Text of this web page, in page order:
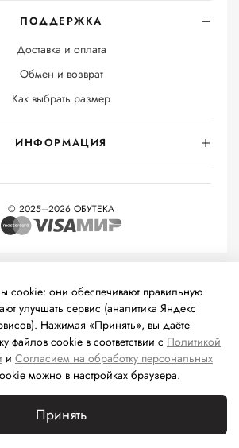
ПОДДЕРЖКА
Доставка и оплата
Обмен и возврат
Как выбрать размер
ИНФОРМАЦИЯ
© 2025–2026 ОБУТЕКА
технологии предоставления
сбора, систематизации и анализа
к предпочтениям пользователей сети
на территории Российской
cookie: они обеспечивают правильную
улучшать сервис (аналитика Яндекс
Нажимая «Принять», вы даёте
файлов cookie в соответствии с Политикой
и Согласием на обработку персональных
можно в настройках браузера.
Принять